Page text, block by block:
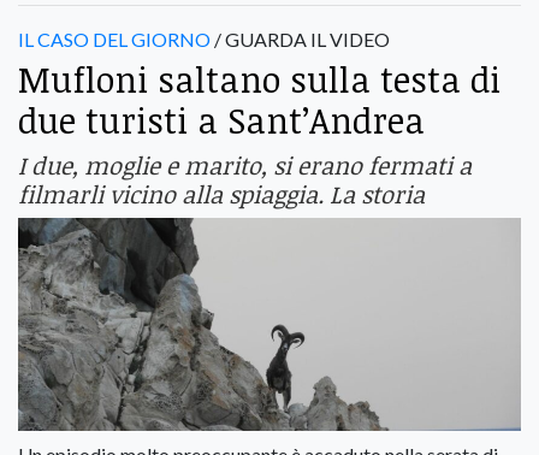
IL CASO DEL GIORNO / GUARDA IL VIDEO
Mufloni saltano sulla testa di
due turisti a Sant’Andrea
I due, moglie e marito, si erano fermati a
filmarli vicino alla spiaggia. La storia